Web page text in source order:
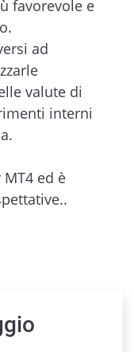
favorevole e
ad
valute di
interni
ed è